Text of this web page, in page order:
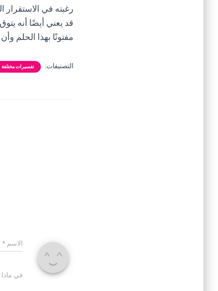
رغبته في الاستقرار
قد يعني أيضًا أنه
مفتونًا بهذا الحلم
التصنيفات: تفسيرات مختلفة
الاسم *
في